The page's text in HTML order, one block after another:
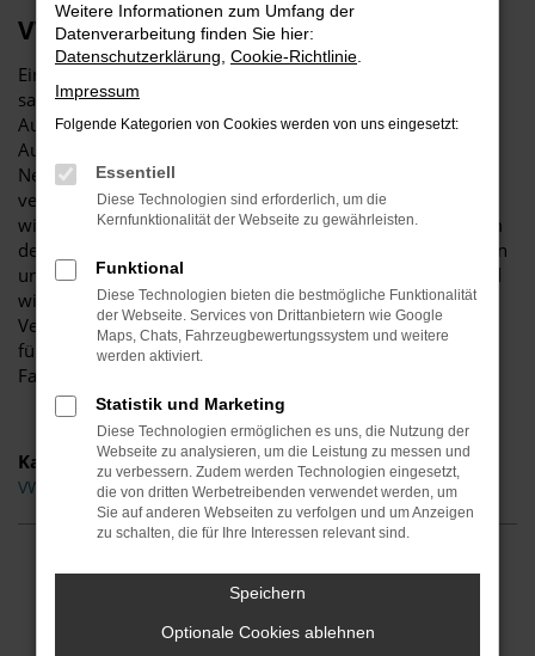
VW Golf – passgenau für Minden
Ein VW Golf ist ein perfektes Fahrzeug für Minden. Das
sagen wir aus der Erfahrung von vielen Jahrzehnten im
Automobilbereich und aus tiefster Überzeugung. Wir vom
Autohaus Meier bieten Ihnen dieses Modell sowohl als
Neuwagen als auch als Tageszulassung sowie in
verschiedenen Gebrauchtwagenformen an. Gerne beraten
wir Sie umfangreich und gehen auf all Ihre Fragen rund um
den VW Golf ein. In Minden kennt man unser Unternehmen
und schätzt unsere Tradition. Seit mehr als 100 Jahren sind
wir in der Region verwurzelt und schreiben entsprechend
Vertrauen und Kundenbindung ganz groß. Das gilt sowohl
für den Verkauf eines VW Golf als auch für all die anderen
Fahrzeuge des Herstellers, die Sie ebenfalls bei uns finden.
Kategorie
VW Golf Gebrauchtwagen Minden
Fehler: Network Error
Beim Laden ist ein Fehler aufgetreten.
Weitere Informationen zum Umfang der
Datenverarbeitung finden Sie hier:
Datenschutzerklärung Cookie-Richtlinie
Impressum
Folgende Kategorien von Cookies werden von uns eingesetzt:
Essentiell
Diese Technologien sind erforderlich, um die
Kernfunktionalität der Webseite zu gewährleisten.
Funktional
Diese Technologien bieten die bestmögliche Funktionalität
der Webseite. Services von Drittanbietern wie Google
Maps, Chats, Fahrzeugbewertungssystem und weitere
werden aktiviert.
Statistik und Marketing
Diese Technologien ermöglichen es uns, die Nutzung der
Webseite zu analysieren, um die Leistung zu messen und
zu verbessern. Zudem werden Technologien eingesetzt,
die von dritten Werbetreibenden verwendet werden, um
Sie auf anderen Webseiten zu verfolgen und um Anzeigen
zu schalten, die für Ihre Interessen relevant sind.
Speichern
Optionale Cookies ablehnen